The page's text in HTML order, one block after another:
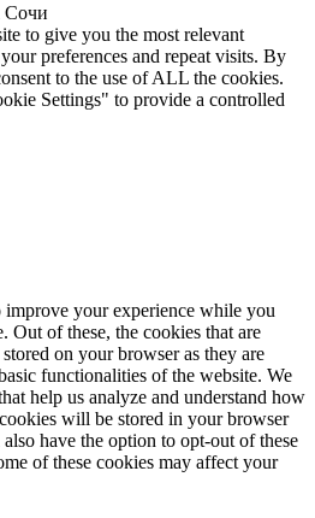
Сочи
to give you the most relevant
preferences and repeat visits. By
to the use of ALL the cookies.
Settings" to provide a controlled
improve your experience while you
Out of these, the cookies that are
on your browser as they are
functionalities of the website. We
help us analyze and understand how
will be stored in your browser
have the option to opt-out of these
of these cookies may affect your